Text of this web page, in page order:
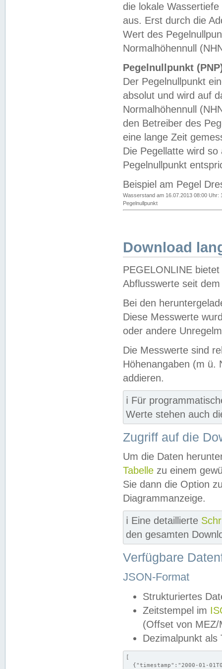
die lokale
aus. Erst durch die
Wert des
Normalhöhennull
Pegelnullpunkt
Der Pegelnullpunkt
absolut und wird auf
Normalhöhennull
den Betreiber des
eine lange Zeit
Die Pegellatte wird
Pegelnullpunkt
Beispiel am Pegel
Wasserstand am 16.07.2013 08:00 Uhr:
Pegelnullpunkt
Download
PEGELONLINE
Abflusswerte seit
Bei den
Diese Messwerte
oder andere
Die Messwerte sind
Höhenangaben (m ü.
addieren.
ℹ️ Für
Werte stehen auch
Zugriff auf die
Um die Daten
Tabelle zu einem
Sie dann die Option
Diagrammanzeige.
ℹ️ Eine detaillierte
den gesamten
Verfügbare
JSON-Format
Strukturiertes
Zeitstempel im
(Offset von MEZ/
Dezimalpunkt als
[
{"timestamp":"2000-01-